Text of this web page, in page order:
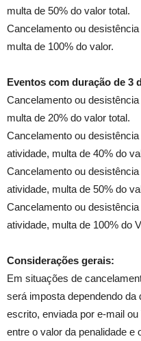
multa de 50% do valor total.
Cancelamento ou
multa de 100% do valor.
Eventos com duração de 3
Cancelamento ou
multa de 20% do valor total.
Cancelamento ou
atividade, multa de 40% do
Cancelamento ou
atividade, multa de 50% do
Cancelamento ou
atividade, multa de 100% do
Considerações gerais:
Em situações de
será imposta dependendo da
escrito, enviada por e-mail
entre o valor da penalidade e